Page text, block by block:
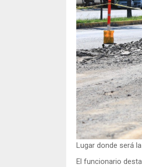
Lugar donde será
El funcionario